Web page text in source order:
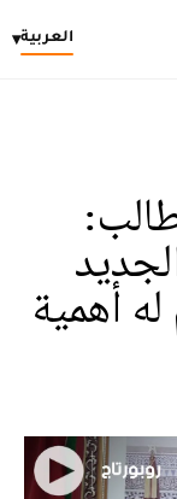
العربية▾
أهمية